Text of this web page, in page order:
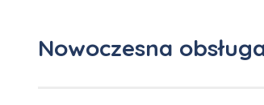
Nowoczesna